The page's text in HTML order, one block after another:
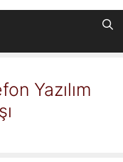
Yazılım